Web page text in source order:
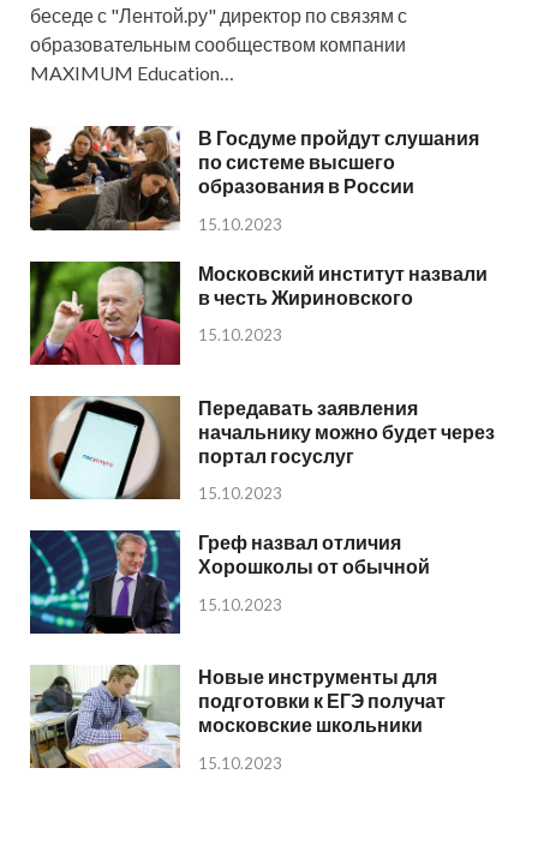
беседе с "Лентой.ру" директор по связям с
образовательным сообществом компании
MAXIMUM Education…
В Госдуме пройдут слушания
по системе высшего
образования в России
15.10.2023
Московский институт назвали
в честь Жириновского
15.10.2023
Передавать заявления
начальнику можно будет через
портал госуслуг
15.10.2023
Греф назвал отличия
Хорошколы от обычной
15.10.2023
Новые инструменты для
подготовки к ЕГЭ получат
московские школьники
15.10.2023